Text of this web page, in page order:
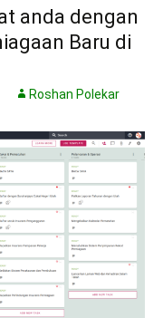
anda dengan
Baru di
Roshan Polekar